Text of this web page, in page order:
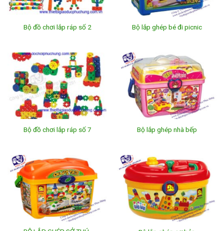
Bộ đồ chơi lắp ráp số 2 Bộ lắp ghép bé đi picnic
Bộ đồ chơi lắp ráp số 7 Bộ lắp ghép nhà bếp